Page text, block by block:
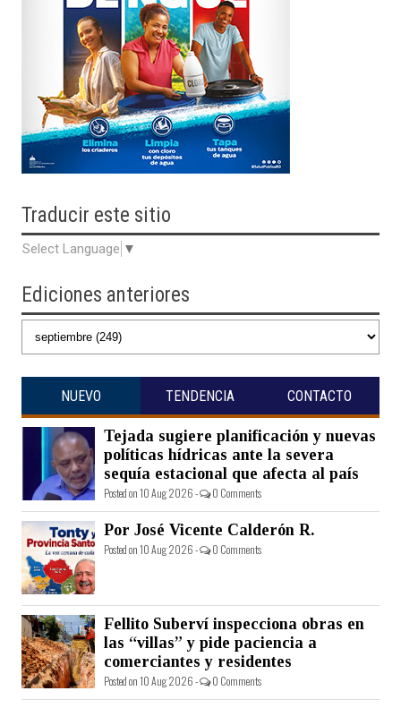
Traducir este sitio
Select Language ▼
Ediciones anteriores
NUEVO TENDENCIA CONTACTO
Tejada sugiere planificación y nuevas
políticas hídricas ante la severa
sequía estacional que afecta al país
Posted on 10 Aug 2026 - 0 Comments
Por José Vicente Calderón R.
Posted on 10 Aug 2026 - 0 Comments
Fellito Suberví inspecciona obras en
las “villas” y pide paciencia a
comerciantes y residentes
Posted on 10 Aug 2026 - 0 Comments